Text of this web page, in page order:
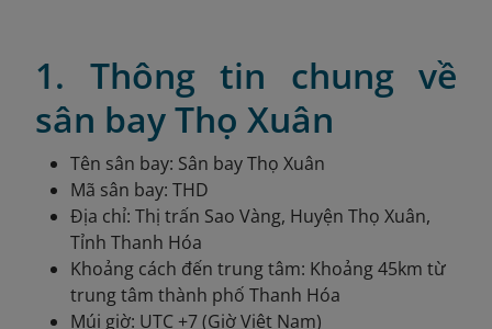
1. Thông tin chung về
sân bay Thọ Xuân
Tên sân bay: Sân bay Thọ Xuân
Mã sân bay: THD
Địa chỉ: Thị trấn Sao Vàng, Huyện Thọ Xuân,
Tỉnh Thanh Hóa
Khoảng cách đến trung tâm: Khoảng 45km từ
trung tâm thành phố Thanh Hóa
Múi giờ: UTC +7 (Giờ Việt Nam)